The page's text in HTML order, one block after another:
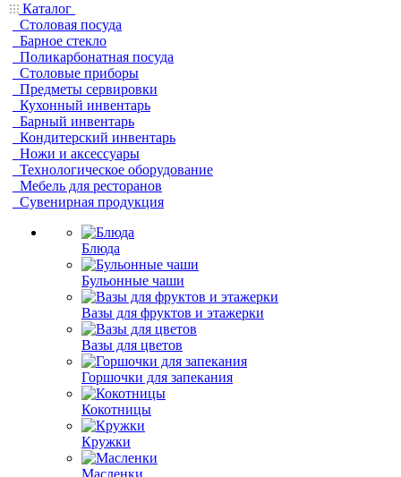
Каталог
Столовая посуда
Барное стекло
Поликарбонатная посуда
Столовые приборы
Предметы сервировки
Кухонный инвентарь
Барный инвентарь
Кондитерский инвентарь
Ножи и аксессуары
Технологическое оборудование
Мебель для ресторанов
Сувенирная продукция
Блюда
Бульонные чаши
Вазы для фруктов и этажерки
Вазы для цветов
Горшочки для запекания
Кокотницы
Кружки
Масленки